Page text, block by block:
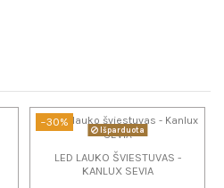
−30%
Išparduota
LED LAUKO ŠVIESTUVAS -
KANLUX SEVIA